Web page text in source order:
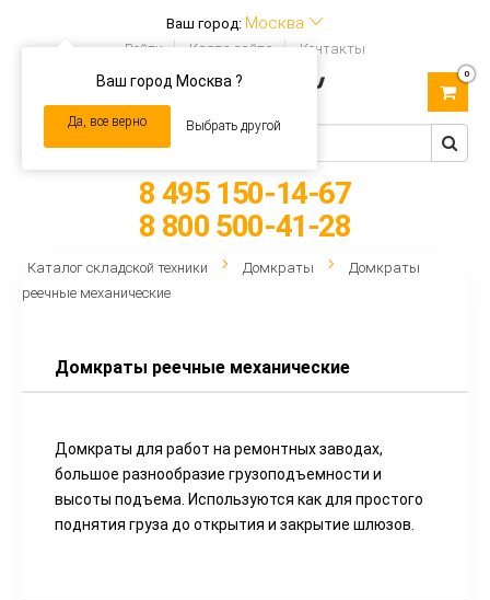
Ваш город: Москва
Ваш город Москва ?
Да, все верно Выбрать другой
Войти Карта сайта Контакты
navigation
0
8 495 150-14-67
8 800 500-41-28
Каталог складской техники Домкраты
Домкраты
реечные механические
Домкраты реечные механические
Домкраты для работ на ремонтных заводах,
большое разнообразие грузоподъемности и
высоты подъема. Используются как для простого
поднятия груза до открытия и закрытие шлюзов.